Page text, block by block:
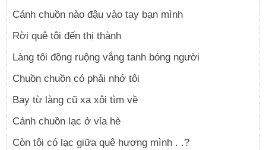
Cánh chuồn nào đậu vào tay bạn mình
Rời quê tôi đến thị thành
Làng tôi đồng ruộng vắng tanh bóng người
Chuồn chuồn có phải nhớ tôi
Bay từ làng cũ xa xôi tìm về
Cánh chuồn lạc ở vỉa hè
Còn tôi có lạc giữa quê hương mình . .?